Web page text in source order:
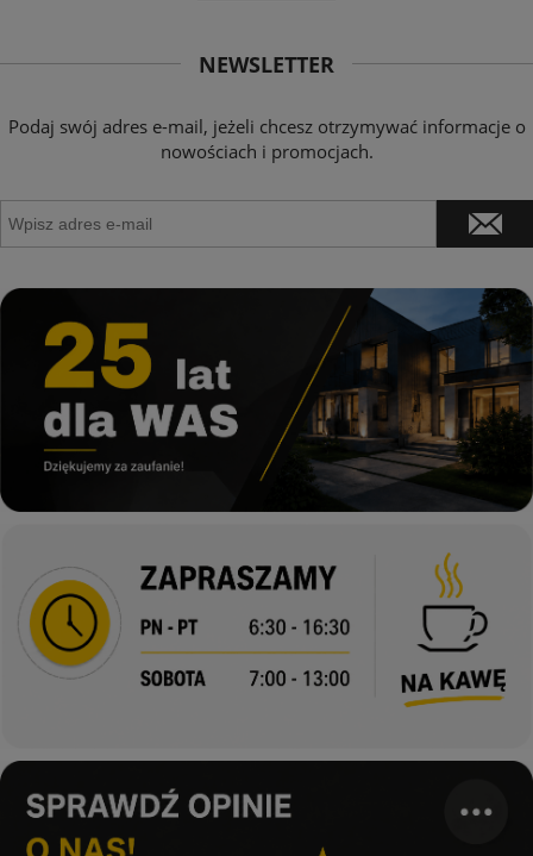
NEWSLETTER
Podaj swój adres e-mail, jeżeli chcesz otrzymywać informacje o
nowościach i promocjach.